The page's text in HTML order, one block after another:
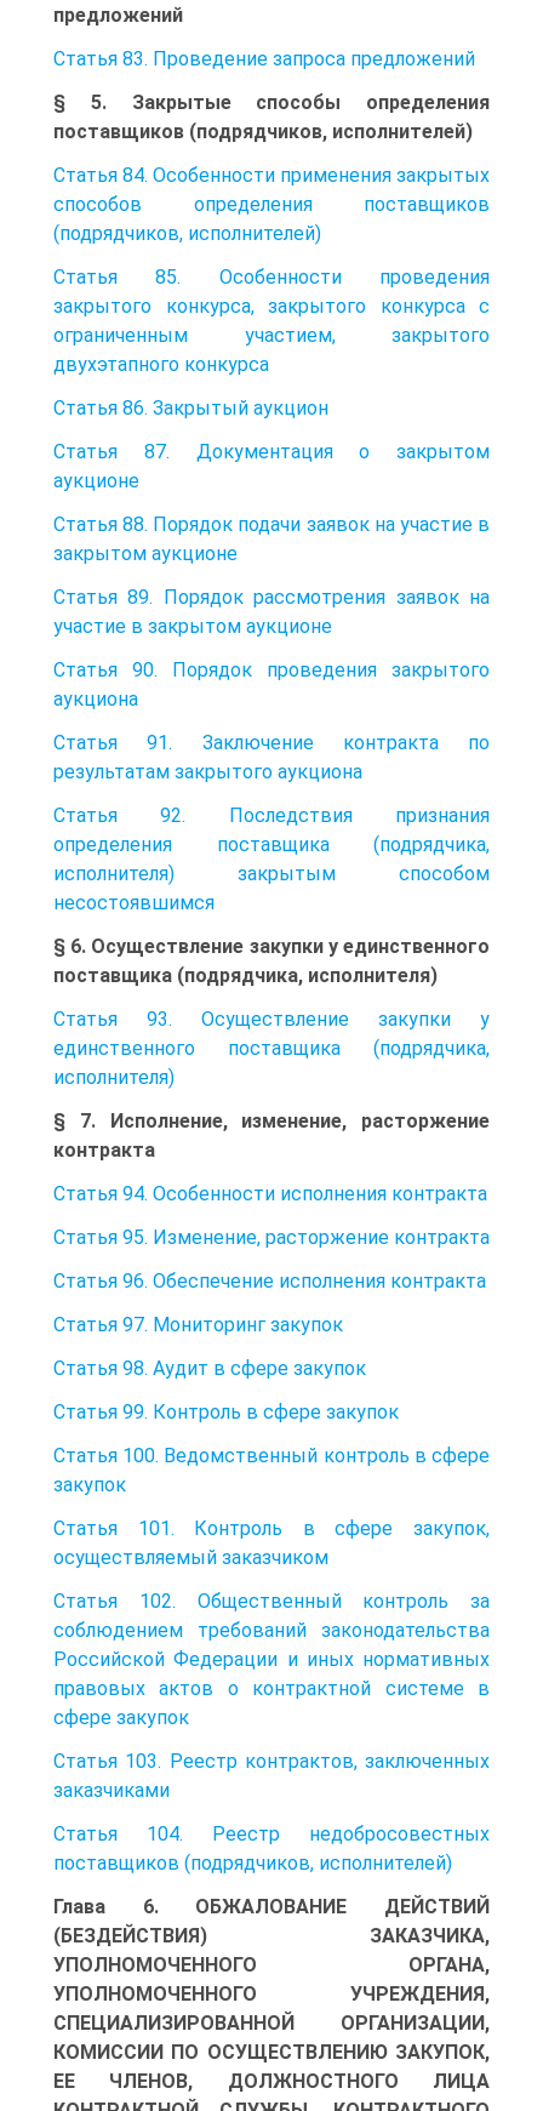
предложений
Статья 83. Проведение запроса предложений
§ 5. Закрытые способы определения
поставщиков (подрядчиков, исполнителей)
Статья 84. Особенности применения закрытых
способов определения поставщиков
(подрядчиков, исполнителей)
Статья 85. Особенности проведения
закрытого конкурса, закрытого конкурса с
ограниченным участием, закрытого
двухэтапного конкурса
Статья 86. Закрытый аукцион
Статья 87. Документация о закрытом
аукционе
Статья 88. Порядок подачи заявок на участие в
закрытом аукционе
Статья 89. Порядок рассмотрения заявок на
участие в закрытом аукционе
Статья 90. Порядок проведения закрытого
аукциона
Статья 91. Заключение контракта по
результатам закрытого аукциона
Статья 92. Последствия признания
определения поставщика (подрядчика,
исполнителя) закрытым способом
несостоявшимся
§ 6. Осуществление закупки у единственного
поставщика (подрядчика, исполнителя)
Статья 93. Осуществление закупки у
единственного поставщика (подрядчика,
исполнителя)
§ 7. Исполнение, изменение, расторжение
контракта
Статья 94. Особенности исполнения контракта
Статья 95. Изменение, расторжение контракта
Статья 96. Обеспечение исполнения контракта
Статья 97. Мониторинг закупок
Статья 98. Аудит в сфере закупок
Статья 99. Контроль в сфере закупок
Статья 100. Ведомственный контроль в сфере
закупок
Статья 101. Контроль в сфере закупок,
осуществляемый заказчиком
Статья 102. Общественный контроль за
соблюдением требований законодательства
Российской Федерации и иных нормативных
правовых актов о контрактной системе в
сфере закупок
Статья 103. Реестр контрактов, заключенных
заказчиками
Статья 104. Реестр недобросовестных
поставщиков (подрядчиков, исполнителей)
Глава 6. ОБЖАЛОВАНИЕ ДЕЙСТВИЙ
(БЕЗДЕЙСТВИЯ) ЗАКАЗЧИКА,
УПОЛНОМОЧЕННОГО ОРГАНА,
УПОЛНОМОЧЕННОГО УЧРЕЖДЕНИЯ,
СПЕЦИАЛИЗИРОВАННОЙ ОРГАНИЗАЦИИ,
КОМИССИИ ПО ОСУЩЕСТВЛЕНИЮ ЗАКУПОК,
ЕЕ ЧЛЕНОВ, ДОЛЖНОСТНОГО ЛИЦА